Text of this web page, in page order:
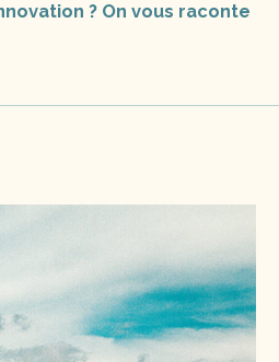
? On vous raconte